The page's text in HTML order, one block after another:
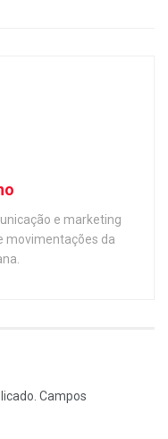
e marketing
movimentações da
Campos